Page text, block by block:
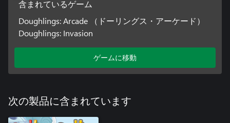
含まれているゲーム
Doughlings: Arcade （ドーリングス・アーケード）
Doughlings: Invasion
ゲームに移動
次の製品に含まれています